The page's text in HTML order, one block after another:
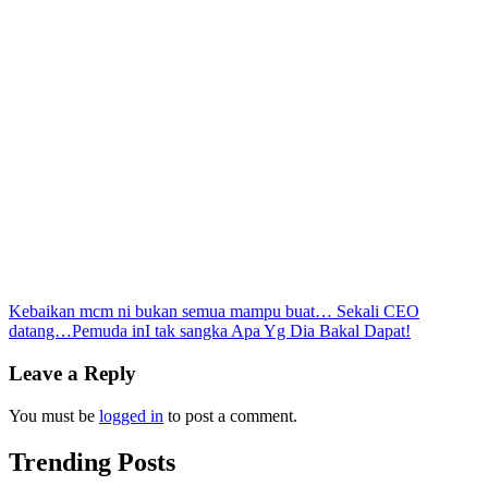
Post
navigation
Kebaikan mcm ni bukan semua mampu buat… Sekali CEO
datang…Pemuda inI tak sangka Apa Yg Dia Bakal Dapat!
Leave a Reply
You must be logged in to post a comment.
Trending Posts